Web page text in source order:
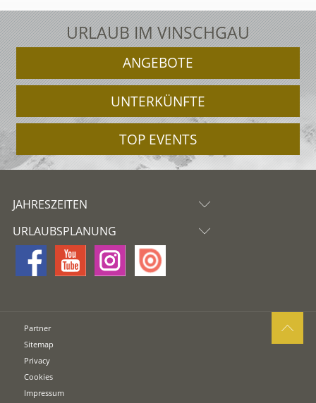
URLAUB IM VINSCHGAU
ANGEBOTE
UNTERKÜNFTE
TOP EVENTS
JAHRESZEITEN
URLAUBSPLANUNG
Partner
Sitemap
Privacy
Cookies
Impressum